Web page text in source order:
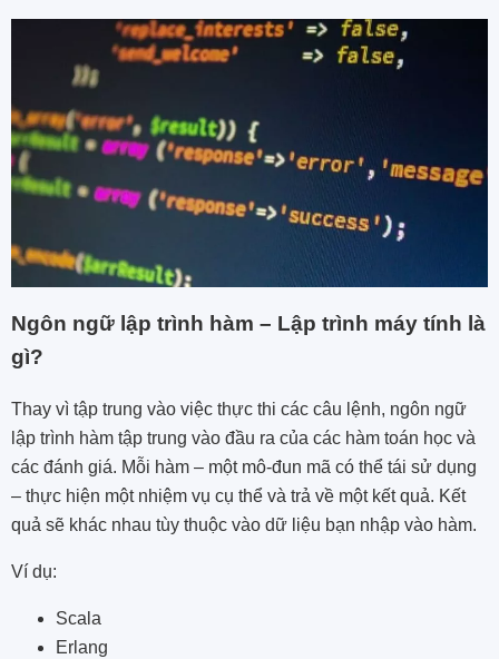
Ngôn ngữ lập trình hàm – Lập trình máy tính là
gì?
Thay vì tập trung vào việc thực thi các câu lệnh, ngôn ngữ
lập trình hàm tập trung vào đầu ra của các hàm toán học và
các đánh giá. Mỗi hàm – một mô-đun mã có thể tái sử dụng
– thực hiện một nhiệm vụ cụ thể và trả về một kết quả. Kết
quả sẽ khác nhau tùy thuộc vào dữ liệu bạn nhập vào hàm.
Ví dụ:
Scala
Erlang